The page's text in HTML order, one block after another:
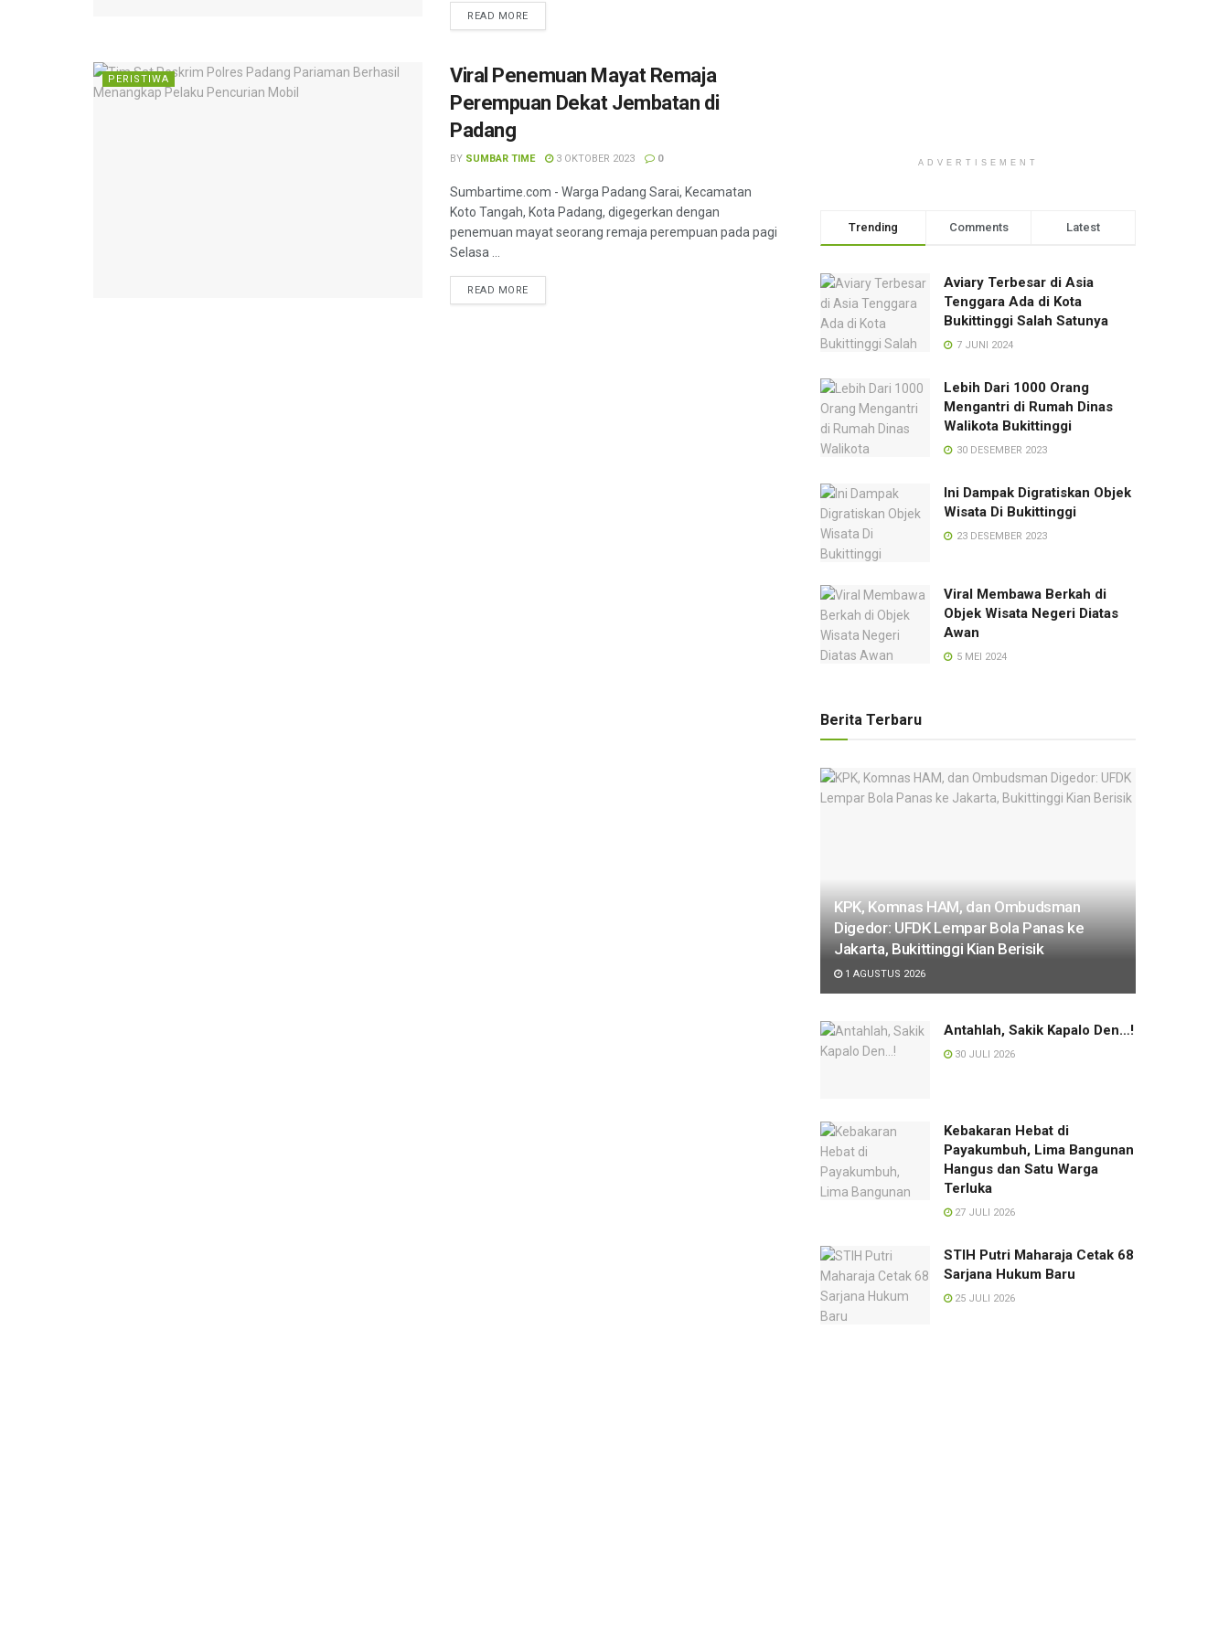
READ MORE
PERISTIWA
Viral Penemuan Mayat Remaja
Perempuan Dekat Jembatan di
Padang
BY SUMBAR TIME 3 OKTOBER 2023 0
Sumbartime.com - Warga Padang Sarai, Kecamatan
Koto Tangah, Kota Padang, digegerkan dengan
penemuan mayat seorang remaja perempuan pada pagi
Selasa ...
READ MORE
ADVERTISEMENT
Trending Comments Latest
Aviary Terbesar di Asia
Tenggara Ada di Kota
Bukittinggi Salah Satunya
7 JUNI 2024
Lebih Dari 1000 Orang
Mengantri di Rumah Dinas
Walikota Bukittinggi
30 DESEMBER 2023
Ini Dampak Digratiskan Objek
Wisata Di Bukittinggi
23 DESEMBER 2023
Viral Membawa Berkah di
Objek Wisata Negeri Diatas
Awan
5 MEI 2024
Berita Terbaru
KPK, Komnas HAM, dan Ombudsman
Digedor: UFDK Lempar Bola Panas ke
Jakarta, Bukittinggi Kian Berisik
1 AGUSTUS 2026
Antahlah, Sakik Kapalo Den…!
30 JULI 2026
Kebakaran Hebat di
Payakumbuh, Lima Bangunan
Hangus dan Satu Warga
Terluka
27 JULI 2026
STIH Putri Maharaja Cetak 68
Sarjana Hukum Baru
25 JULI 2026